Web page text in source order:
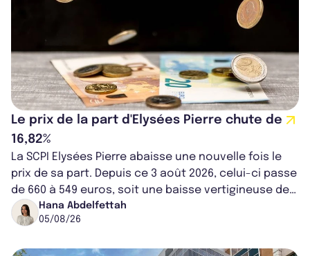
Le prix de la part d'Elysées Pierre chute de
16,82%
La SCPI Elysées Pierre abaisse une nouvelle fois le
prix de sa part. Depuis ce 3 août 2026, celui-ci passe
de 660 à 549 euros, soit une baisse vertigineuse de
16,82%. Cette nouvell...
Hana Abdelfettah
05/08/26